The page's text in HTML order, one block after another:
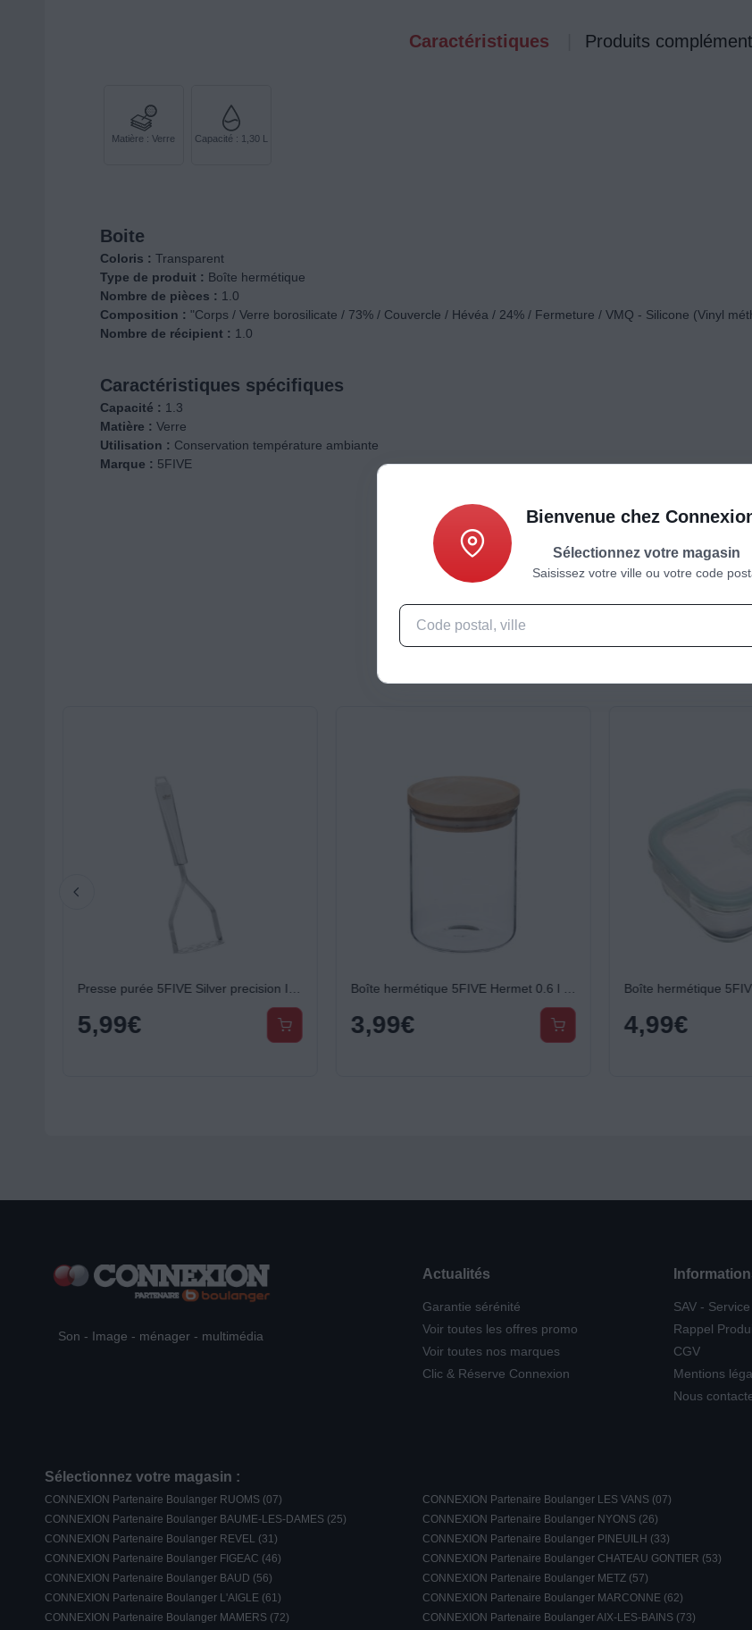
Caractéristiques Produits
Matière : Verre Capacité : 1,30 L
Boite
Coloris : Transparent
Type de produit : Boîte hermétique
Nombre de pièces : 1.0
Composition : "Corps / Verre borosilicate / 73% / Couvercle / Hévéa / 24% / Fermeture / VMQ - Silicone (Vinyl
Nombre de récipient : 1.0
Caractéristiques spécifiques
Capacité : 1.3
Matière : Verre
Utilisation : Conservation température ambiante
Marque : 5FIVE
Caractéristiques
Presse purée 5FIVE Silver precision Inox
5,99€
Boîte hermétique 5FIVE Hermet 0.6 l verre et bois
3,99€ 4,99€
Son - Image - ménager - multimédia
Actualités
Garantie sérénité
Voir toutes les offres promo
Voir toutes nos marques
Clic & Réserve Connexion
SAV -
Rappel
CGV
Mentions
Nous
Sélectionnez votre magasin :
CONNEXION Partenaire Boulanger RUOMS (07) CONNEXION Partenaire Boulanger LES VANS (07)
CONNEXION Partenaire Boulanger BAUME-LES-DAMES (25)
CONNEXION Partenaire Boulanger NYONS (26)
CONNEXION Partenaire Boulanger REVEL (31)
CONNEXION Partenaire Boulanger PINEUILH (33)
CONNEXION Partenaire Boulanger FIGEAC (46)
CONNEXION Partenaire Boulanger CHATEAU GONTIER (53)
CONNEXION Partenaire Boulanger BAUD (56)
CONNEXION Partenaire Boulanger METZ (57)
CONNEXION Partenaire Boulanger L'AIGLE (61)
CONNEXION Partenaire Boulanger MARCONNE (62)
CONNEXION Partenaire Boulanger MAMERS (72)
CONNEXION Partenaire Boulanger AIX-LES-BAINS (73)
Bienvenue chez
Sélectionnez votre magasin
Saisissez votre ville ou votre code